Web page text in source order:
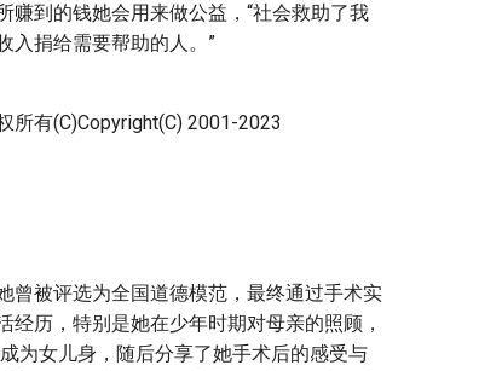
赚到的钱她会用来做公益，“社会救助了我
入捐给需要帮助的人。”
所有(C)Copyright(C) 2001-2023
曾被评选为全国道德模范，最终通过手术实
历，特别是她在少年时期对母亲的照顾，
为女儿身，随后分享了她手术后的感受与